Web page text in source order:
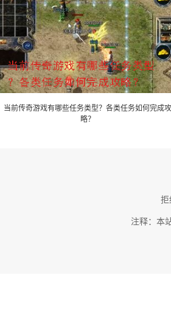
当前传奇游戏有哪些任务类型？各类任务如何完成攻
略？
拒
注释：本